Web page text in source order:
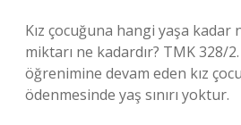
Kız çocuğuna hangi yaşa kadar
miktarı ne kadardır? TMK 328/
öğrenimine devam eden kız
ödenmesinde yaş sınırı yoktur.